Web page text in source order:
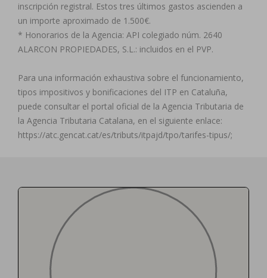
inscripción registral. Estos tres últimos gastos ascienden a
un importe aproximado de 1.500€.
* Honorarios de la Agencia: API colegiado núm. 2640
ALARCON PROPIEDADES, S.L.: incluidos en el PVP.
Para una información exhaustiva sobre el funcionamiento,
tipos impositivos y bonificaciones del ITP en Cataluña,
puede consultar el portal oficial de la Agencia Tributaria de
la Agencia Tributaria Catalana, en el siguiente enlace:
https://atc.gencat.cat/es/tributs/itpajd/tpo/tarifes-tipus/;